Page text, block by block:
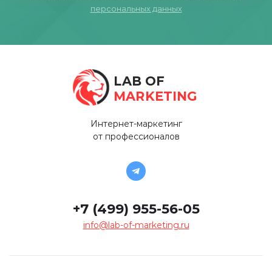
персональных данных
LAB OF
MARKETING
Интернет-маркетинг
от профессионалов
+7 (499) 955-56-05
info@lab-of-marketing.ru